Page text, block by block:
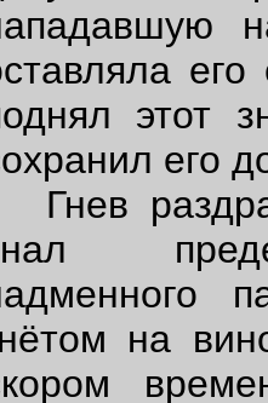
этот
его
Гнев
на